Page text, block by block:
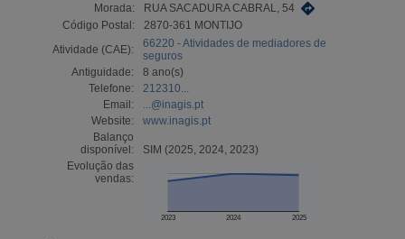
Morada:
RUA SACADURA CABRAL, 54
Código Postal:
2870-361 MONTIJO
Atividade (CAE):
66220 - Atividades de mediadores de
seguros
Antiguidade:
8 ano(s)
Telefone:
212310...
Email:
...@inagis.pt
Website:
www.inagis.pt
Balanço
disponível:
SIM (2025, 2024, 2023)
Evolução das
vendas:
2023 2024 2025